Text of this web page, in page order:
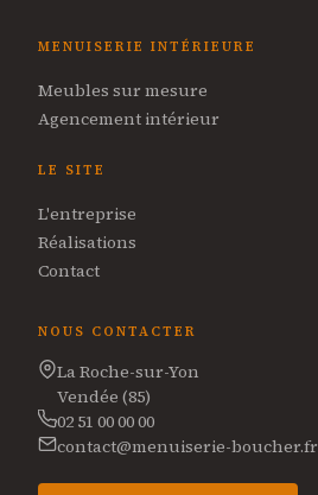
MENUISERIE INTÉRIEURE
Meubles sur mesure
Agencement intérieur
LE SITE
L'entreprise
Réalisations
Contact
NOUS CONTACTER
La Roche-sur-Yon
Vendée (85)
02 51 00 00 00
contact@menuiserie-boucher.fr